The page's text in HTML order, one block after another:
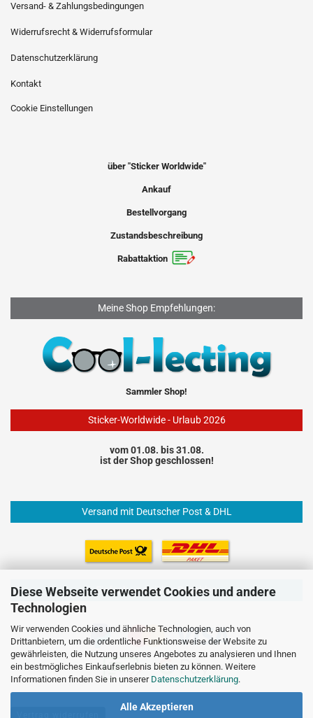
Diese Webseite verwendet Cookies und andere
Technologien
Wir verwenden Cookies und ähnliche Technologien, auch von
Drittanbietern, um die ordentliche Funktionsweise der Website zu
gewährleisten, die Nutzung unseres Angebotes zu analysieren und Ihnen
ein bestmögliches Einkaufserlebnis bieten zu können. Weitere
Informationen finden Sie in unserer Datenschutzerklärung.
Alle Akzeptieren
Versand- & Zahlungsbedingungen
Widerrufsrecht & Widerrufsformular
Datenschutzerklärung
Kontakt
Cookie Einstellungen
über "Sticker Worldwide"
Ankauf
Bestellvorgang
Zustandsbeschreibung
Rabattaktion
Meine Shop Empfehlungen:
Sammler Shop!
Sticker-Worldwide - Urlaub 2026
vom 01.08. bis 31.08.
ist der Shop geschlossen!
Versand mit Deutscher Post & DHL
Einfach und sicher Bezahlen